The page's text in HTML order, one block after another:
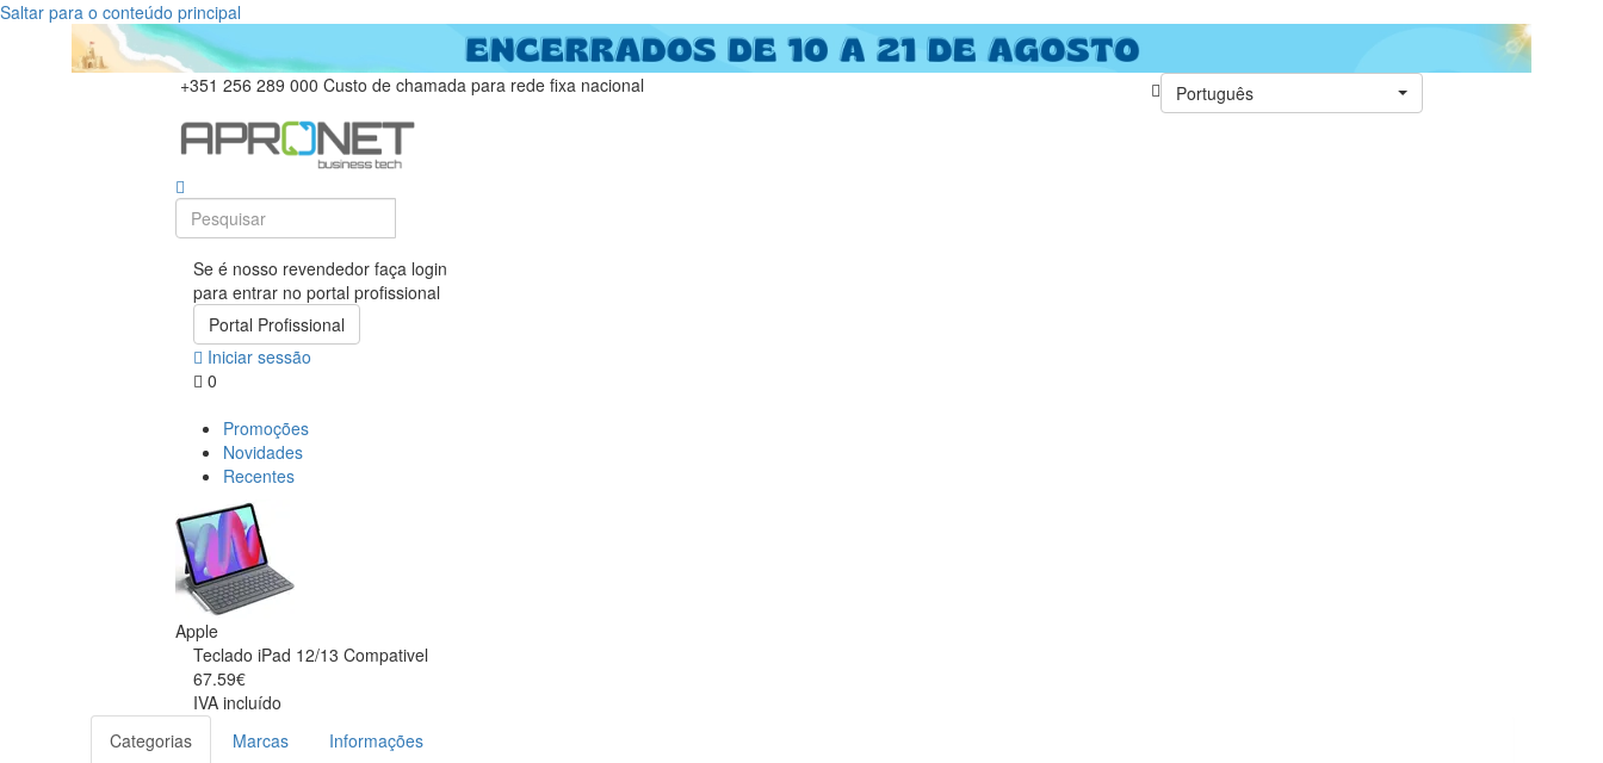
Saltar para o conteúdo principal
+351 256 289 000 Custo de chamada para rede fixa nacional Português
Se é nosso revendedor faça login
para entrar no portal profissional
Portal Profissional
Iniciar sessão
0
Promoções
Novidades
Recentes
Apple
Teclado iPad 12/13 Compativel
67.59€
IVA incluído
Categorias
Marcas
Informações